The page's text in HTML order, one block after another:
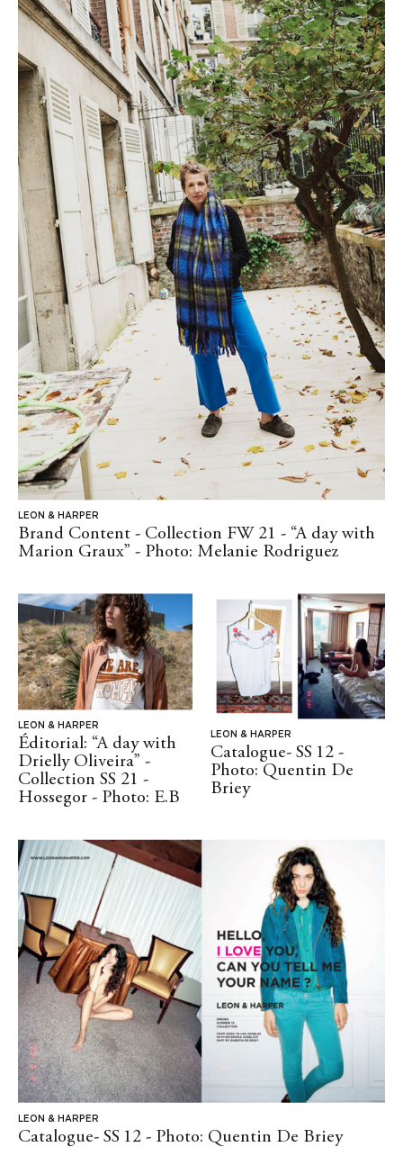
LEON & HARPER
Brand Content - Collection FW 21 - “A day with
Marion Graux” - Photo: Melanie Rodriguez
LEON & HARPER
Éditorial: “A day with
Drielly Oliveira” -
Collection SS 21 -
Hossegor - Photo: E.B
LEON & HARPER
Catalogue- SS 12 - Photo: Quentin De Briey
LEON & HARPER
Catalogue- SS 12 -
Photo: Quentin De
Briey